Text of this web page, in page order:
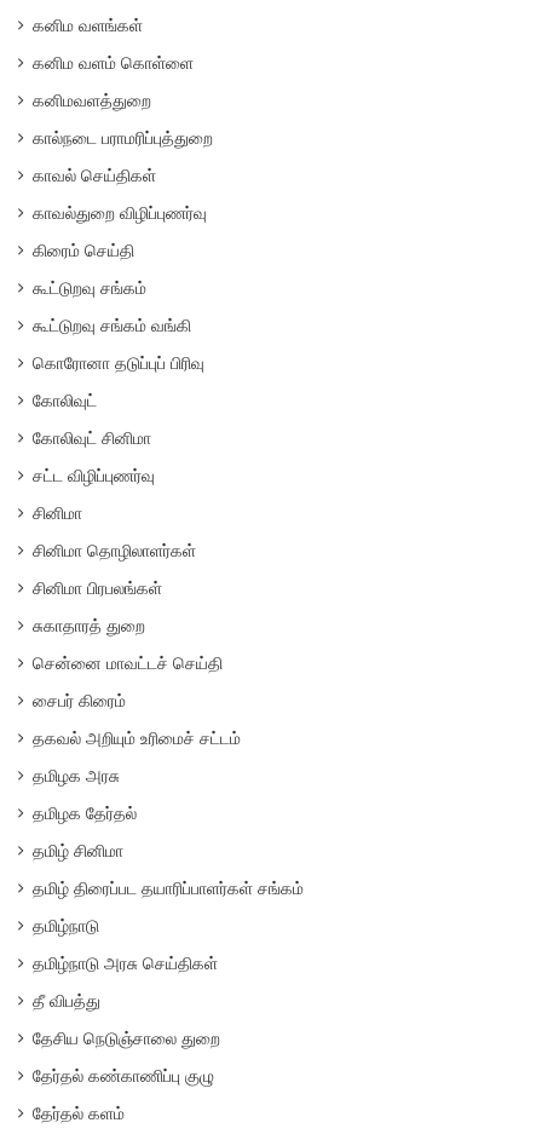
கனிம வளங்கள்
கனிம வளம் கொள்ளை
கனிமவளத்துறை
கால்நடை பராமரிப்புத்துறை
காவல் செய்திகள்
காவல்துறை விழிப்புணர்வு
கிரைம் செய்தி
கூட்டுறவு சங்கம்
கூட்டுறவு சங்கம் வங்கி
கொரோனா தடுப்புப் பிரிவு
கோலிவுட்
கோலிவுட் சினிமா
சட்ட விழிப்புணர்வு
சினிமா
சினிமா தொழிலாளர்கள்
சினிமா பிரபலங்கள்
சுகாதாரத் துறை
சென்னை மாவட்டச் செய்தி
சைபர் கிரைம்
தகவல் அறியும் உரிமைச் சட்டம்
தமிழக அரசு
தமிழக தேர்தல்
தமிழ் சினிமா
தமிழ் திரைப்பட தயாரிப்பாளர்கள் சங்கம்
தமிழ்நாடு
தமிழ்நாடு அரசு செய்திகள்
தீ விபத்து
தேசிய நெடுஞ்சாலை துறை
தேர்தல் கண்காணிப்பு குழு
தேர்தல் களம்